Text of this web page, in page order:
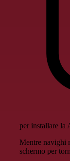
per installare la
Mentre navighi
schermo per